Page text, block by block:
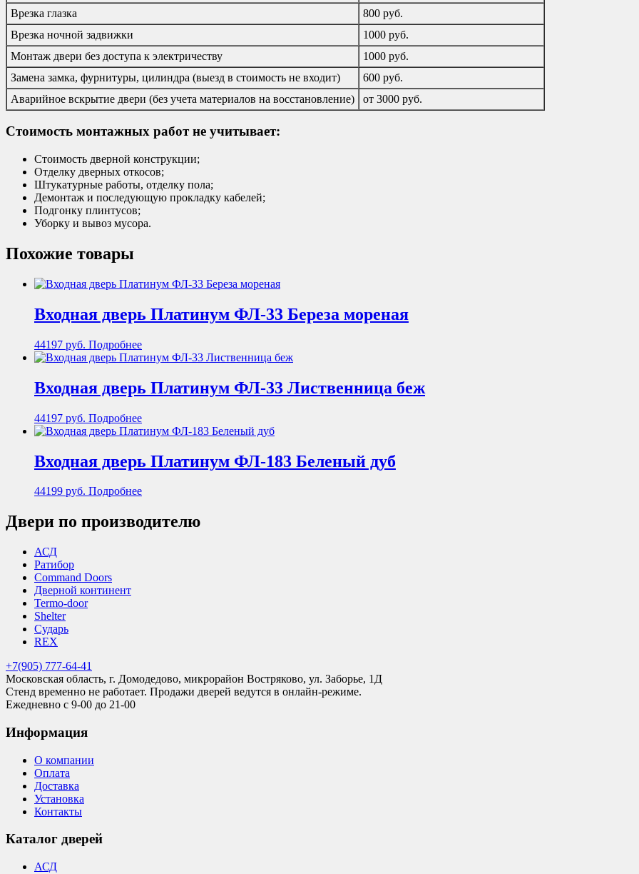
Врезка глазка
800 руб.
Врезка ночной задвижки
1000 руб.
Монтаж двери без доступа к электричеству
1000 руб.
Замена замка, фурнитуры, цилиндра (выезд в стоимость не входит)
600 руб.
Аварийное вскрытие двери (без учета материалов на восстановление)
от 3000 руб.
Стоимость монтажных работ не учитывает:
Стоимость дверной конструкции;
Отделку дверных откосов;
Штукатурные работы, отделку пола;
Демонтаж и последующую прокладку кабелей;
Подгонку плинтусов;
Уборку и вывоз мусора.
Похожие товары
Входная дверь Платинум ФЛ-33 Береза мореная
44197 руб. Подробнее
Входная дверь Платинум ФЛ-33 Лиственница беж
44197 руб. Подробнее
Входная дверь Платинум ФЛ-183 Беленый дуб
44199 руб. Подробнее
Двери по производителю
АСД
Ратибор
Command Doors
Дверной континент
Termo-door
Shelter
Сударь
REX
+7(905) 777-64-41
Московская область, г. Домодедово, микрорайон Востряково, ул. Заборье, 1Д
Стенд временно не работает. Продажи дверей ведутся в онлайн-режиме.
Ежедневно с 9-00 до 21-00
Информация
О компании
Оплата
Доставка
Установка
Контакты
Каталог дверей
АСД